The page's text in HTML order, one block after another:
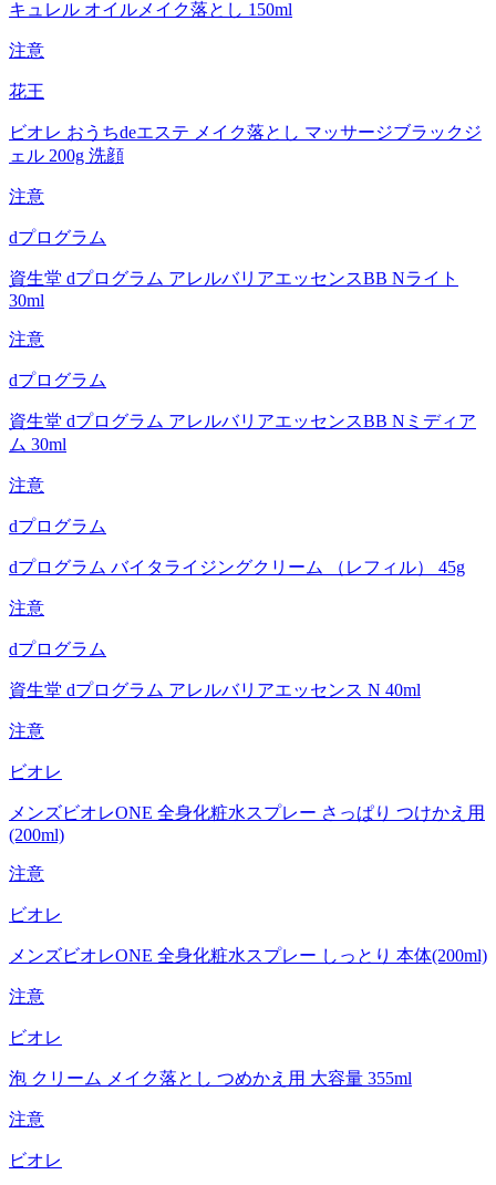
キュレル オイルメイク落とし 150ml
注意
花王
ビオレ おうちdeエステ メイク落とし マッサージブラックジ
ェル 200g 洗顔
注意
dプログラム
資生堂 dプログラム アレルバリアエッセンスBB Nライト
30ml
注意
dプログラム
資生堂 dプログラム アレルバリアエッセンスBB Nミディア
ム 30ml
注意
dプログラム
dプログラム バイタライジングクリーム （レフィル） 45g
注意
dプログラム
資生堂 dプログラム アレルバリアエッセンス N 40ml
注意
ビオレ
メンズビオレONE 全身化粧水スプレー さっぱり つけかえ用
(200ml)
注意
ビオレ
メンズビオレONE 全身化粧水スプレー しっとり 本体(200ml)
注意
ビオレ
泡 クリーム メイク落とし つめかえ用 大容量 355ml
注意
ビオレ